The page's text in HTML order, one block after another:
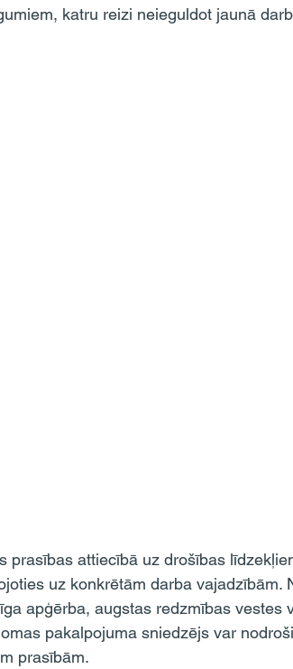
katru reizi neieguldot jaunā
uz konkrētām darba vajadzībām.
apģērba, augstas redzmības vestes
pakalpojuma sniedzējs var
prasībām.